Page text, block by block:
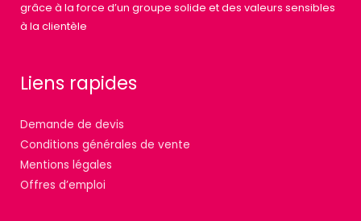
grâce à la force d’un groupe solide et des valeurs sensibles
à la clientèle
Liens rapides
Demande de devis
Conditions générales de vente
Mentions légales
Offres d’emploi